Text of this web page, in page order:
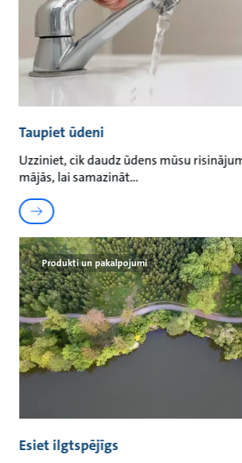
Taupiet ūdeni
Uzziniet, cik daudz ūdens mūsu
mājās, lai samazināt
Produkti un pakalpojumi
Esiet ilgtspējīgs